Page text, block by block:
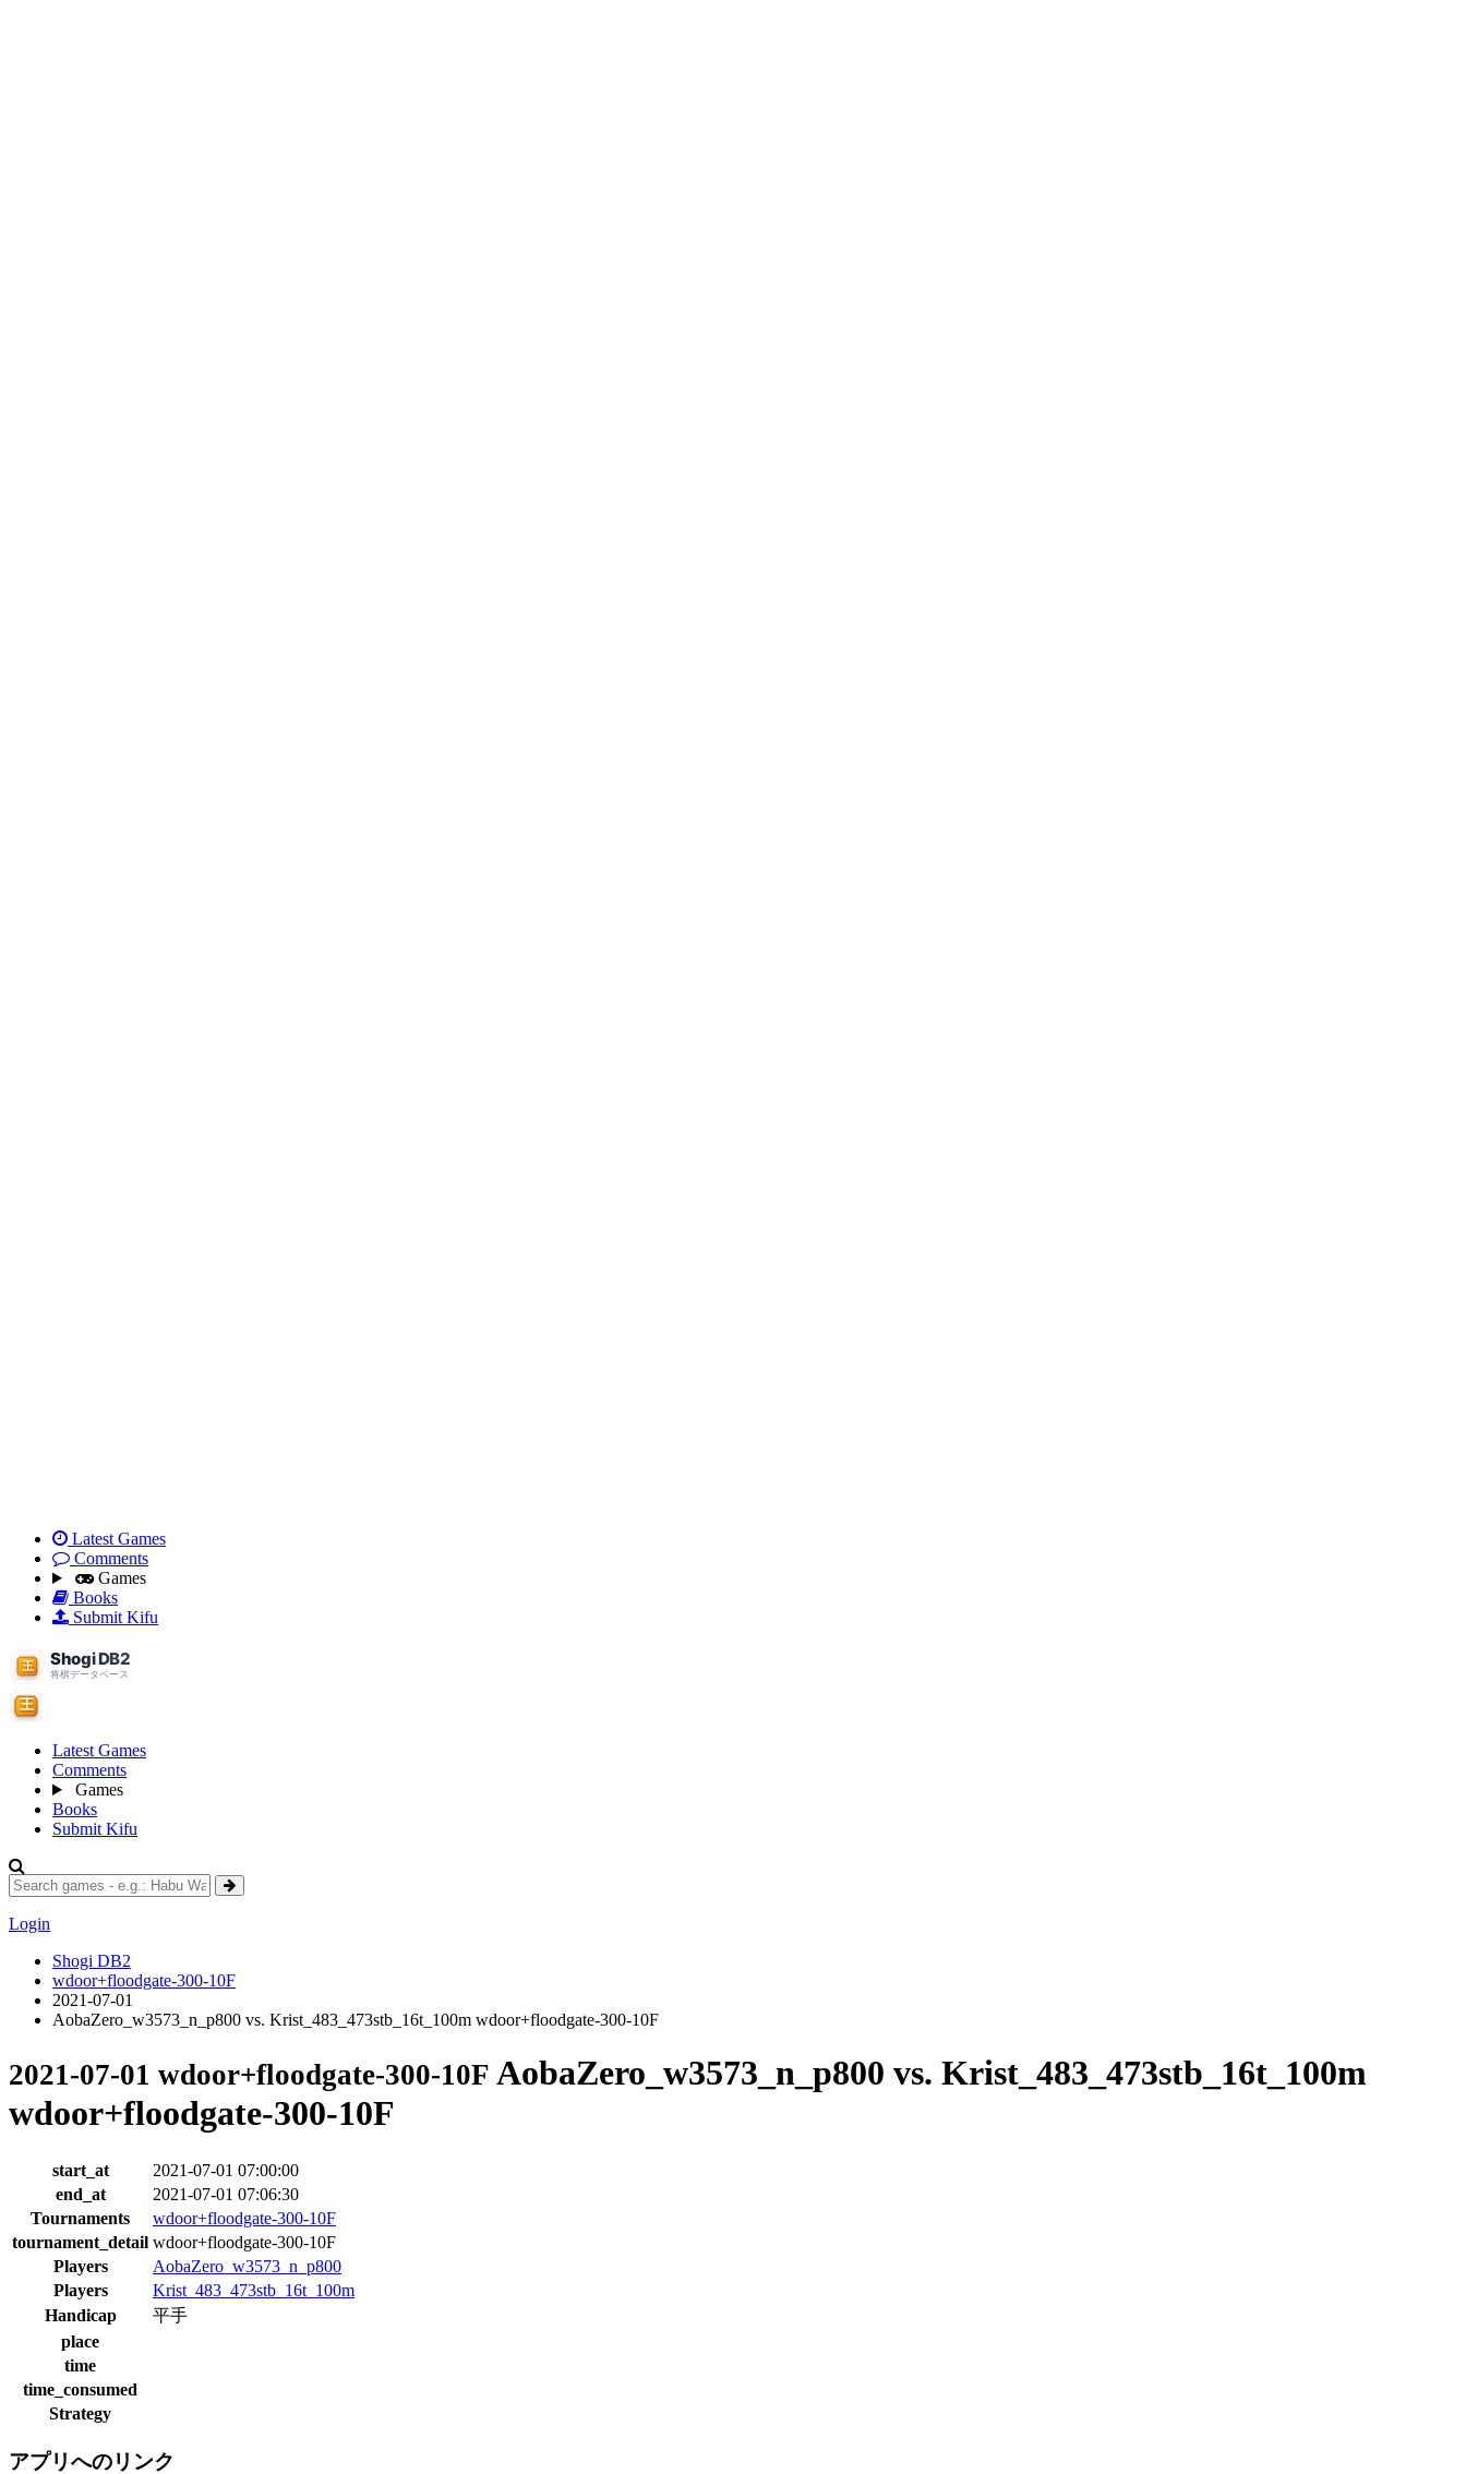
Latest Games
Comments
Games
Books
Submit Kifu
Latest Games
Comments
Games
Books
Submit Kifu
Login
Shogi DB2
wdoor+floodgate-300-10F
2021-07-01
AobaZero_w3573_n_p800 vs. Krist_483_473stb_16t_100m wdoor+floodgate-300-10F
2021-07-01 wdoor+floodgate-300-10F AobaZero_w3573_n_p800 vs. Krist_483_473stb_16t_100m
wdoor+floodgate-300-10F
start_at
2021-07-01 07:00:00
end_at
2021-07-01 07:06:30
Tournaments
wdoor+floodgate-300-10F
tournament_detail wdoor+floodgate-300-10F
Players
AobaZero_w3573_n_p800
Players
Krist_483_473stb_16t_100m
Handicap
平手
place
time
time_consumed
Strategy
アプリへのリンク